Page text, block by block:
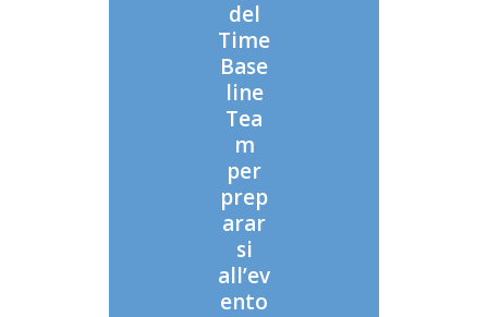
del
Time
Base
line
Tea
m
per
prep
arar
si
all’ev
ento